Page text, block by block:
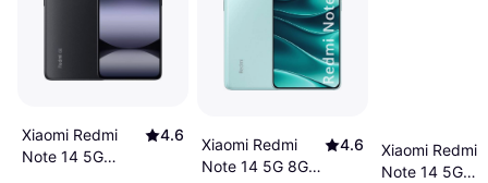
Xiaomi Redmi
Note 14 5G
4.6
Xiaomi Redmi
Note 14 5G 8GB
4.6
Xiaomi Redmi
Note 14 5G